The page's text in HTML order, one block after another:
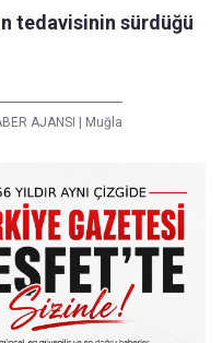
tedavisinin sürdüğü
AJANSI | Muğla